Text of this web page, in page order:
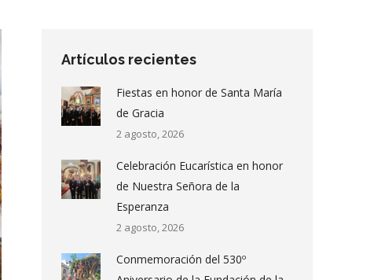
Artículos recientes
Fiestas en honor de Santa María
de Gracia
2 agosto, 2026
Celebración Eucarística en honor
de Nuestra Señora de la
Esperanza
2 agosto, 2026
Conmemoración del 530º